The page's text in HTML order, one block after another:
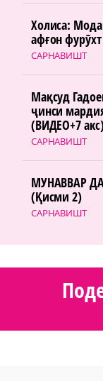
САРНАВИШТ
Холиса:
афғон фурӯхт
САРНАВИШТ
Мақсуд
ҷинси
(ВИДЕО+7
САРНАВИШТ
МУНАВВАР
(Қисми 2)